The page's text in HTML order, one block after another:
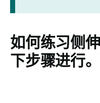
如何练习侧
下步骤进行。